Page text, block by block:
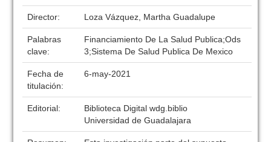
Director: Loza Vázquez, Martha Guadalupe
Palabras
clave:
Financiamiento De La Salud Publica;Ods
3;Sistema De Salud Publica De Mexico
Fecha de
titulación:
6-may-2021
Editorial:
Biblioteca Digital wdg.biblio
Universidad de Guadalajara